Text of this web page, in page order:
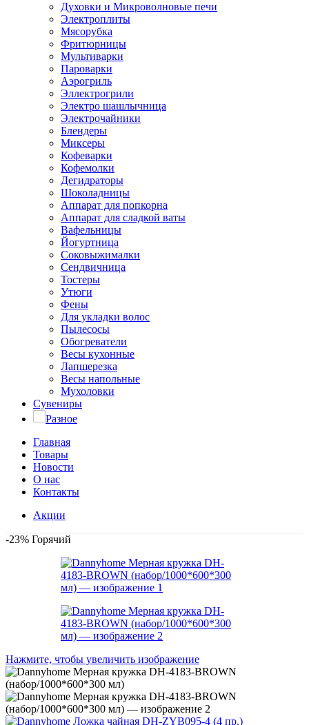
Духовки и Микроволновые печи
Электроплиты
Мясорубка
Фритюрницы
Мультиварки
Пароварки
Аэрогриль
Эллектрогрили
Электро шашлычница
Электрочайники
Блендеры
Миксеры
Кофеварки
Кофемолки
Дегидраторы
Шоколадницы
Аппарат для попкорна
Аппарат для сладкой ваты
Вафельницы
Йогуртница
Соковыжималки
Сендвичница
Тостеры
Утюги
Фены
Для укладки волос
Пылесосы
Обогреватели
Весы кухонные
Лапшерезка
Весы напольные
Мухоловки
Сувениры
Разное
Главная
Товары
Новости
О нас
Контакты
Акции
-23% Горячий
Нажмите, чтобы увеличить изображение